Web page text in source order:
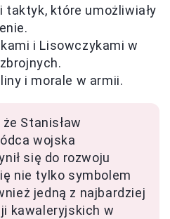
taktyk, które umożliwiały
i Lisowczykami w
i morale w armii.
Stanisław
wojska
się do rozwoju
nie tylko symbolem
jedną z najbardziej
kawaleryjskich w